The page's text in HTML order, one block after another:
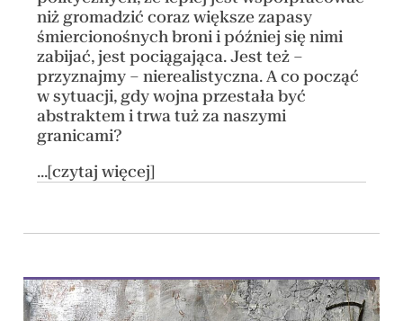
niż gromadzić coraz większe zapasy
śmiercionośnych broni i później się nimi
zabijać, jest pociągająca. Jest też –
przyznajmy – nierealistyczna. A co począć
w sytuacji, gdy wojna przestała być
abstraktem i trwa tuż za naszymi
granicami?
...[czytaj więcej]